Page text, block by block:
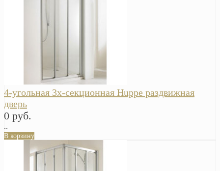
4-угольная 3х-секционная Huppe раздвижная
дверь
0 руб.
..
В корзину